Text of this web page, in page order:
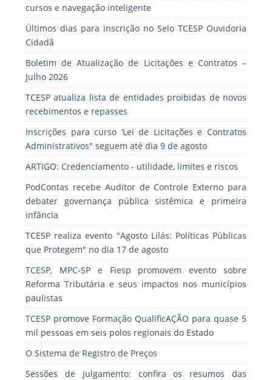
cursos e navegação inteligente
Últimos dias para inscrição no Selo TCESP Ouvidoria
Cidadã
Boletim de Atualização de Licitações e Contratos –
Julho 2026
TCESP atualiza lista de entidades proibidas de novos
recebimentos e repasses
Inscrições para curso ‘Lei de Licitações e Contratos
Administrativos" seguem até dia 9 de agosto
ARTIGO: Credenciamento - utilidade, limites e riscos
PodContas recebe Auditor de Controle Externo para
debater governança pública sistêmica e primeira
infância
TCESP realiza evento "Agosto Lilás: Políticas Públicas
que Protegem" no dia 17 de agosto
TCESP, MPC-SP e Fiesp promovem evento sobre
Reforma Tributária e seus impactos nos municípios
paulistas
TCESP promove Formação QualificAÇÃO para quase 5
mil pessoas em seis polos regionais do Estado
O Sistema de Registro de Preços
Sessões de julgamento: confira os resumos das